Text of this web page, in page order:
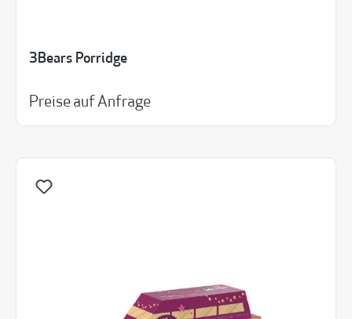
3Bears Porridge
Preise auf Anfrage